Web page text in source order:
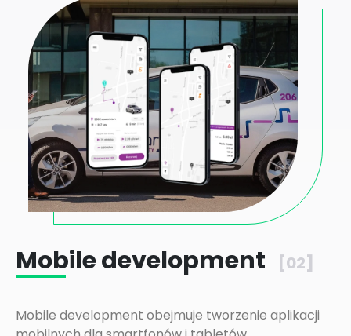
Mobile development [02]
Mobile development obejmuje tworzenie aplikacji